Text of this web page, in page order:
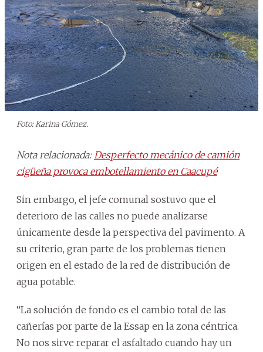
Foto: Karina Gómez.
Nota relacionada: Desperfecto mecánico de camión
cigüeña provoca embotellamiento en Caacupé
Sin embargo, el jefe comunal sostuvo que el
deterioro de las calles no puede analizarse
únicamente desde la perspectiva del pavimento. A
su criterio, gran parte de los problemas tienen
origen en el estado de la red de distribución de
agua potable.
“La solución de fondo es el cambio total de las
cañerías por parte de la Essap en la zona céntrica.
No nos sirve reparar el asfaltado cuando hay un